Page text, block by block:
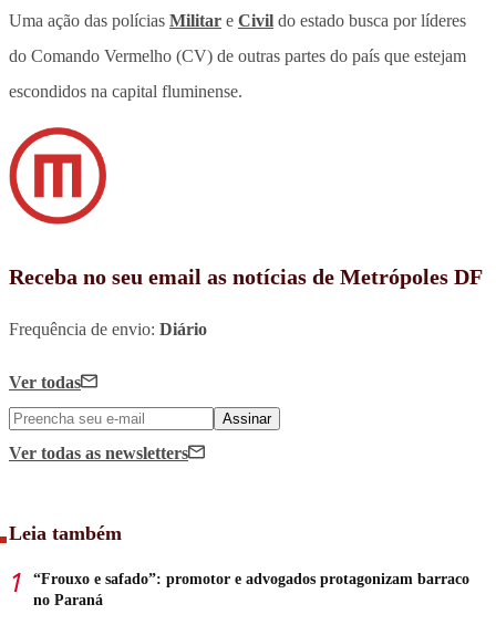
Uma ação das polícias Militar e Civil do estado busca por líderes
do Comando Vermelho (CV) de outras partes do país que estejam
escondidos na capital fluminense.
Receba no seu email as notícias de Metrópoles DF
Frequência de envio: Diário
Ver todas
Assinar
Ver todas as newsletters
Leia também
“Frouxo e safado”: promotor e advogados protagonizam barraco
no Paraná